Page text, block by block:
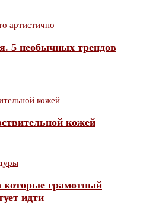
5 необычных трендов
кожей
грамотный
идти